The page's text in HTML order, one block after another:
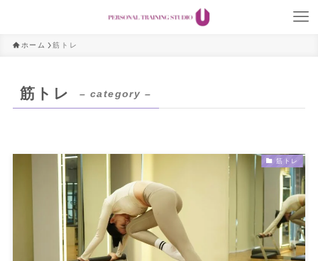
ホーム 筋トレ
筋トレ – category –
筋トレ